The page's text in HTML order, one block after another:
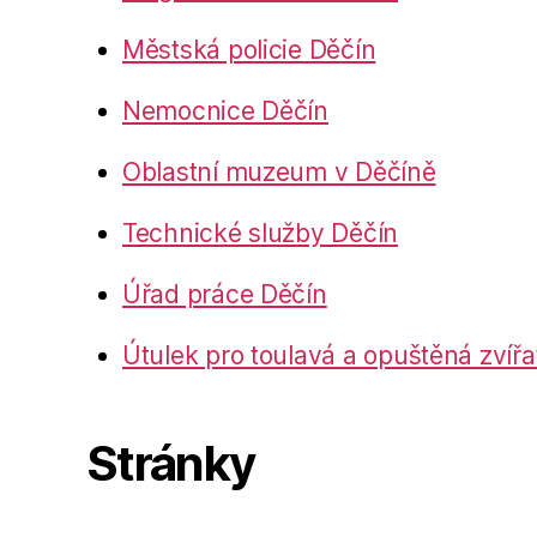
Městská policie Děčín
Nemocnice Děčín
Oblastní muzeum v Děčíně
Technické služby Děčín
Úřad práce Děčín
Útulek pro toulavá a opuštěná
Stránky